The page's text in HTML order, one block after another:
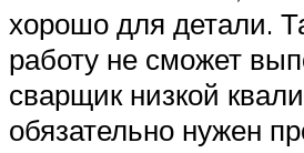
хорошо для детали.
работу не сможет
сварщик низкой
обязательно нужен